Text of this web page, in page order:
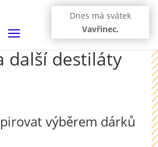
Dnes má svátek
Vavřinec.
další destiláty
výběrem dárků